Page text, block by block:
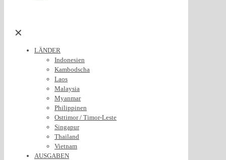
✕
LÄNDER
Indonesien
Kambodscha
Laos
Malaysia
Myanmar
Philippinen
Osttimor / Timor-Leste
Singapur
Thailand
Vietnam
AUSGABEN